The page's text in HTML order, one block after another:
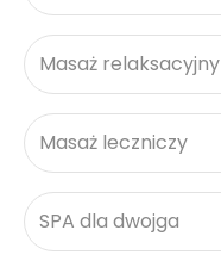
Masaż relaksacyjny
Masaż leczniczy
SPA dla dwojga